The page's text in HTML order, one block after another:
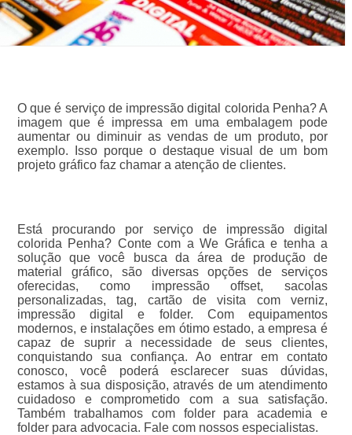
O que é serviço de impressão digital colorida Penha? A
imagem que é impressa em uma embalagem pode
aumentar ou diminuir as vendas de um produto, por
exemplo. Isso porque o destaque visual de um bom
projeto gráfico faz chamar a atenção de clientes.
Está procurando por serviço de impressão digital
colorida Penha? Conte com a We Gráfica e tenha a
solução que você busca da área de produção de
material gráfico, são diversas opções de serviços
oferecidas, como impressão offset, sacolas
personalizadas, tag, cartão de visita com verniz,
impressão digital e folder. Com equipamentos
modernos, e instalações em ótimo estado, a empresa é
capaz de suprir a necessidade de seus clientes,
conquistando sua confiança. Ao entrar em contato
conosco, você poderá esclarecer suas dúvidas,
estamos à sua disposição, através de um atendimento
cuidadoso e comprometido com a sua satisfação.
Também trabalhamos com folder para academia e
folder para advocacia. Fale com nossos especialistas.